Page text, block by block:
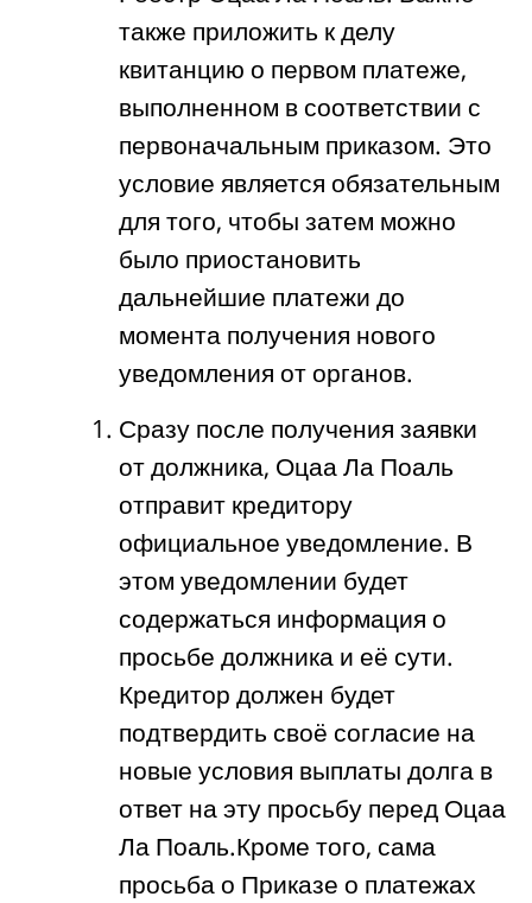
также приложить к делу
квитанцию о первом платеже,
выполненном в соответствии с
первоначальным приказом. Это
условие является обязательным
для того, чтобы затем можно
было приостановить
дальнейшие платежи до
момента получения нового
уведомления от органов.
Сразу после получения заявки
от должника, Оцаа Ла Поаль
отправит кредитору
официальное уведомление. В
этом уведомлении будет
содержаться информация о
просьбе должника и её сути.
Кредитор должен будет
подтвердить своё согласие на
новые условия выплаты долга в
ответ на эту просьбу перед Оцаа
Ла Поаль.Кроме того, сама
просьба о Приказе о платежах